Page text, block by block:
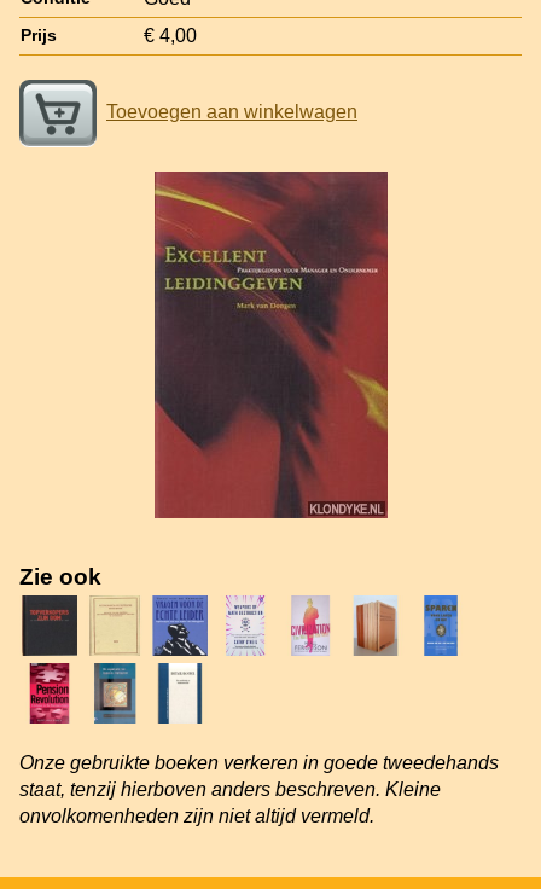
Prijs € 4,00
Toevoegen aan winkelwagen
Zie ook
Onze gebruikte boeken verkeren in goede tweedehands
staat, tenzij hierboven anders beschreven. Kleine
onvolkomenheden zijn niet altijd vermeld.